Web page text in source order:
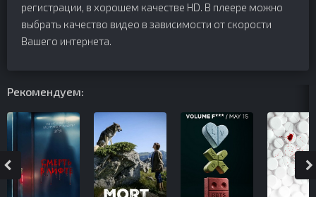
регистрации, в хорошем качестве HD. В плеере можно
выбрать качество видео в зависимости от скорости
Вашего интернета.
Рекомендуем: